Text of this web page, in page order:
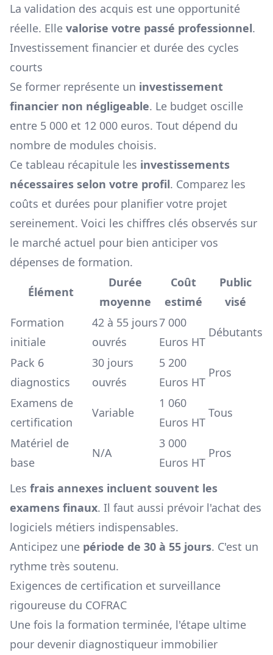
La validation des acquis est une opportunité
réelle. Elle valorise votre passé professionnel.
Investissement financier et durée des cycles
courts
Se former représente un investissement
financier non négligeable. Le budget oscille
entre 5 000 et 12 000 euros. Tout dépend du
nombre de modules choisis.
Ce tableau récapitule les investissements
nécessaires selon votre profil. Comparez les
coûts et durées pour planifier votre projet
sereinement. Voici les chiffres clés observés sur
le marché actuel pour bien anticiper vos
dépenses de formation.
Élément
Durée
moyenne
Coût
estimé
Public
visé
Formation
initiale
42 à 55 jours
ouvrés
7 000
Euros HT
Débutants
Pack 6
diagnostics
30 jours
ouvrés
5 200
Euros HT
Pros
Examens de
certification
Variable
1 060
Euros HT
Tous
Matériel de
base
N/A
3 000
Euros HT
Pros
Les frais annexes incluent souvent les
examens finaux. Il faut aussi prévoir l'achat des
logiciels métiers indispensables.
Anticipez une période de 30 à 55 jours. C'est un
rythme très soutenu.
Exigences de certification et surveillance
rigoureuse du COFRAC
Une fois la formation terminée, l'étape ultime
pour devenir diagnostiqueur immobilier